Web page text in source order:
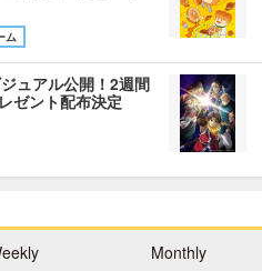
ム
ュアル公開！2週間
ゼント配布決定
Monthly